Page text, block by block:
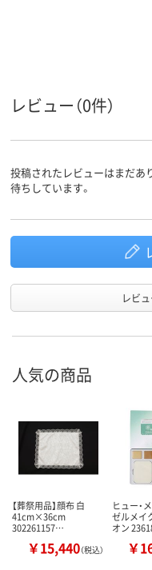
レビュー（0件）
投稿されたレビューはまだあ
待ちしています。
レビ
人気の商品
【葬祭用品】顔布 白
41cm×36cm
302261157…
￥15,440（税込）
ヒュー・
ゼルメイ
オン
￥